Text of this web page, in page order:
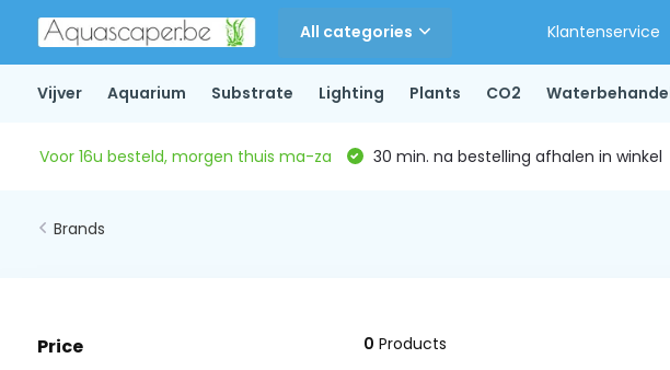
All categories Klantenservice
Vijver Aquarium Substrate Lighting Plants CO2
Voor 16u besteld, morgen thuis ma-za 30 min. na bestelling afhalen in winkel
Brands
Price 0 Products